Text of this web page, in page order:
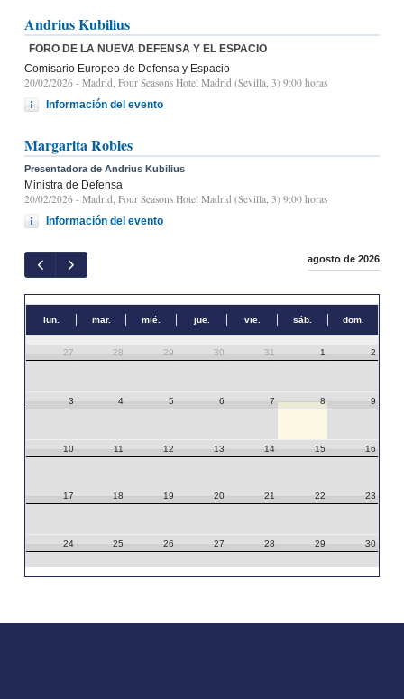
Andrius Kubilius
FORO DE LA NUEVA DEFENSA Y EL ESPACIO
Comisario Europeo de Defensa y Espacio
20/02/2026 - Madrid, Four Seasons Hotel Madrid (Sevilla, 3) 9:00 horas
Información del evento
Margarita Robles
Presentadora de Andrius Kubilius
Ministra de Defensa
20/02/2026 - Madrid, Four Seasons Hotel Madrid (Sevilla, 3) 9:00 horas
Información del evento
agosto de 2026
lun. mar. mié. jue. vie. sáb. dom.
27 28 29 30 31 1 2
3 4 5 6 7 8 9
10 11 12 13 14 15 16
17 18 19 20 21 22 23
24 25 26 27 28 29 30